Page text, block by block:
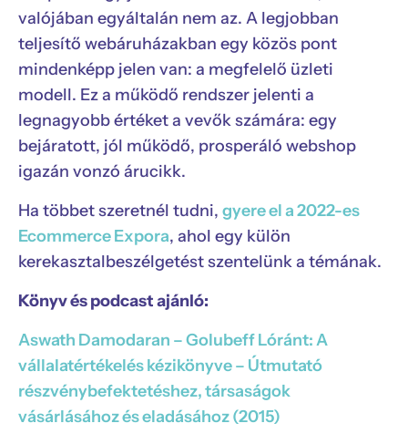
valójában egyáltalán nem az. A legjobban
teljesítő webáruházakban egy közös pont
mindenképp jelen van: a megfelelő üzleti
modell. Ez a működő rendszer jelenti a
legnagyobb értéket a vevők számára: egy
bejáratott, jól működő, prosperáló webshop
igazán vonzó árucikk.
Ha többet szeretnél tudni, gyere el a 2022-es
Ecommerce Expora, ahol egy külön
kerekasztalbeszélgetést szentelünk a témának.
Könyv és podcast ajánló:
Aswath Damodaran – Golubeff Lóránt: A
vállalatértékelés kézikönyve – Útmutató
részvénybefektetéshez, társaságok
vásárlásához és eladásához (2015)